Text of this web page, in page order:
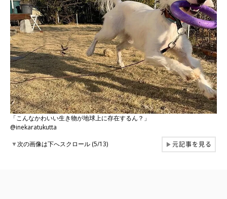
「こんなかわいい生き物が地球上に存在するん？」
@inekaratukutta
▼次の画像は下へスクロール (5/13) ▶元記事を見る